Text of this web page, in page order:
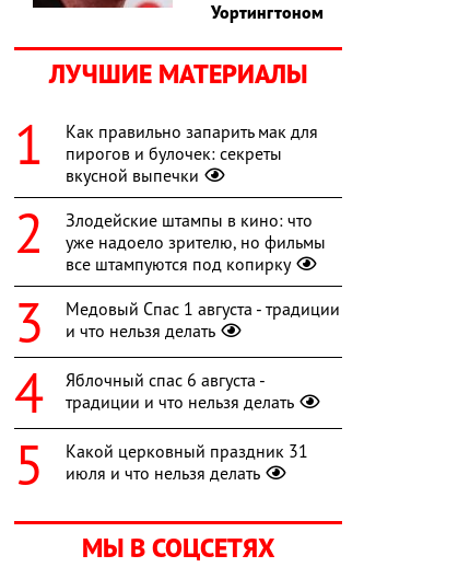
Уортингтоном
ЛУЧШИЕ МАТЕРИАЛЫ
Как правильно запарить мак для
пирогов и булочек: секреты
вкусной выпечки
Злодейские штампы в кино: что
уже надоело зрителю, но фильмы
все штампуются под копирку
Медовый Спас 1 августа - традиции
и что нельзя делать
Яблочный спас 6 августа -
традиции и что нельзя делать
Какой церковный праздник 31
июля и что нельзя делать
МЫ В СОЦСЕТЯХ